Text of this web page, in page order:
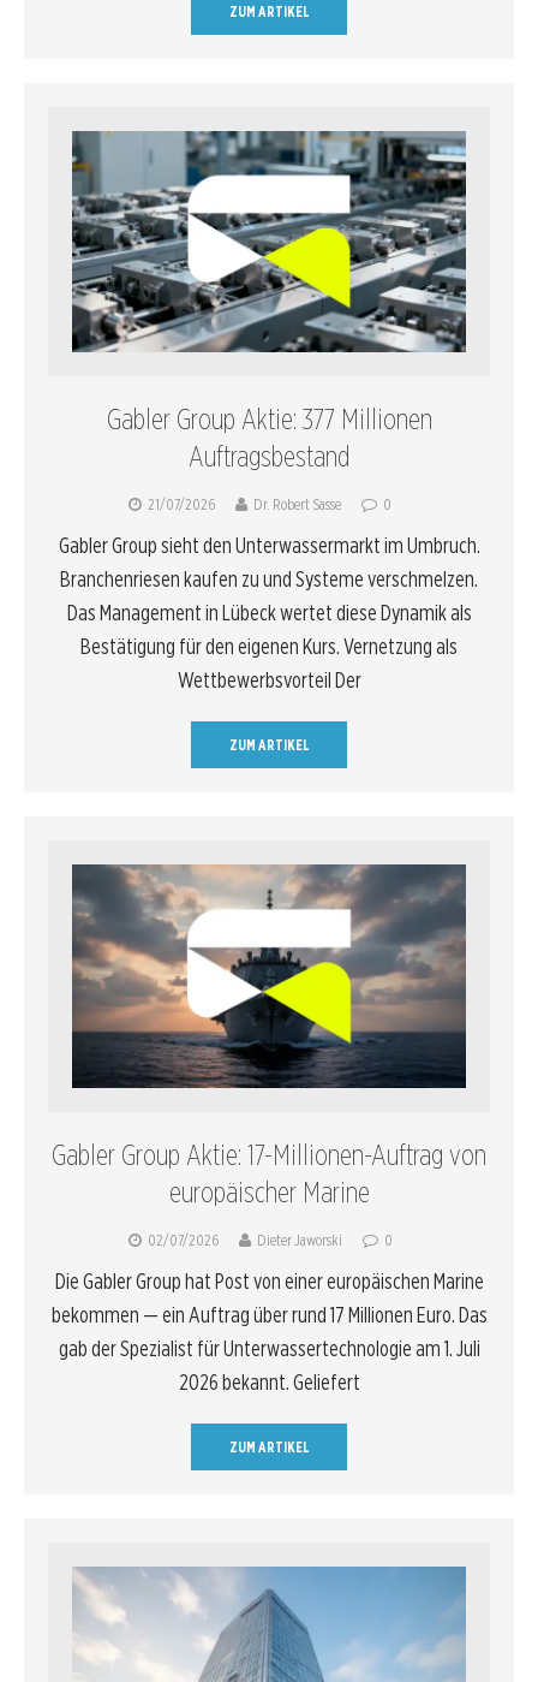
ZUM ARTIKEL
Gabler Group Aktie: 377 Millionen
Auftragsbestand
21/07/2026 Dr. Robert Sasse 0
Gabler Group sieht den Unterwassermarkt im Umbruch.
Branchenriesen kaufen zu und Systeme verschmelzen.
Das Management in Lübeck wertet diese Dynamik als
Bestätigung für den eigenen Kurs. Vernetzung als
Wettbewerbsvorteil Der
ZUM ARTIKEL
Gabler Group Aktie: 17-Millionen-Auftrag von
europäischer Marine
02/07/2026 Dieter Jaworski 0
Die Gabler Group hat Post von einer europäischen Marine
bekommen — ein Auftrag über rund 17 Millionen Euro. Das
gab der Spezialist für Unterwassertechnologie am 1. Juli
2026 bekannt. Geliefert
ZUM ARTIKEL